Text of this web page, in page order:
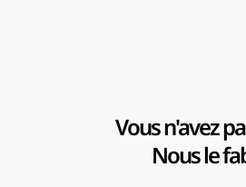
Vous n'avez
Nous le